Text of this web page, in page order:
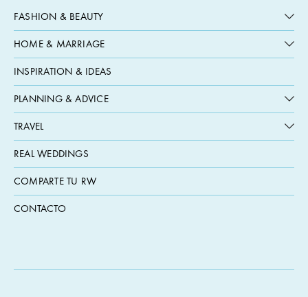
FASHION & BEAUTY
HOME & MARRIAGE
INSPIRATION & IDEAS
PLANNING & ADVICE
TRAVEL
REAL WEDDINGS
COMPARTE TU RW
CONTACTO